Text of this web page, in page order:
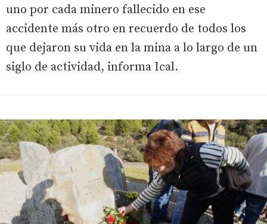
uno por cada minero fallecido en ese
accidente más otro en recuerdo de todos los
que dejaron su vida en la mina a lo largo de un
siglo de actividad, informa Ical.